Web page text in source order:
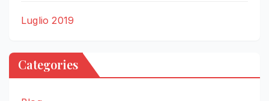
Luglio 2019
Categories